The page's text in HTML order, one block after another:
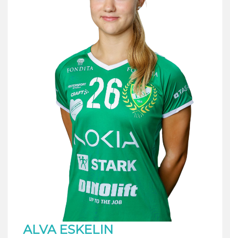
ALVA ESKELIN